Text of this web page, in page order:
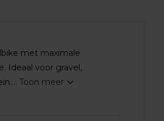
met maximale
Ideaal voor gravel,
Toon meer